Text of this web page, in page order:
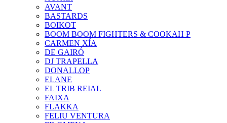
AVANT
BASTARDS
BOIKOT
BOOM BOOM FIGHTERS & COOKAH P
CARMEN XÍA
DE GAIRÓ
DJ TRAPELLA
DONALLOP
ELANE
EL TRIB REIAL
FAIXA
FLAKKA
FELIU VENTURA